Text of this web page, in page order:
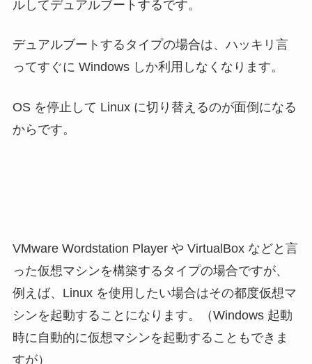
ルしてデュアルブートするです。
デュアルブートするタイプの場合は、ハッキリ言
ってすぐに Windows しか利用しなくなります。
OS を停止して Linux に切り替えるのが面倒になる
からです。
VMware Wordstation Player や VirtualBox などと言
った仮想マシンを構築するタイプの場合ですが、
例えば、Linux を使用したい場合はその都度仮想マ
シンを起動することになります。（Windows 起動
時に自動的に仮想マシンを起動することもできま
すが）